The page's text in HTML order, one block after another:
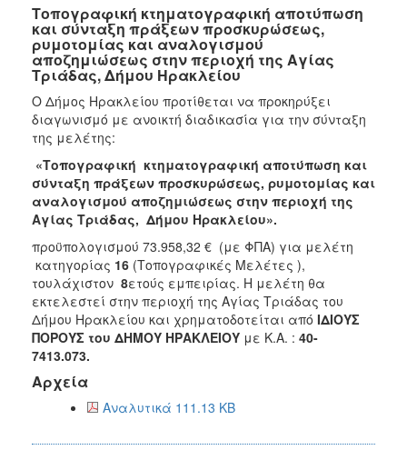
2022
2021
2020
2019
2018
2017
2016
2015
2013
2012
2011
2010
2006
Τοπογραφική κτηματογραφική αποτύπωση
και σύνταξη πράξεων προσκυρώσεως,
ρυμοτομίας και αναλογισμού
αποζημιώσεως στην περιοχή της Αγίας
Τριάδας, Δήμου Ηρακλείου
Ο Δήμος Ηρακλείου προτίθεται να προκηρύξει
διαγωνισμό με ανοικτή διαδικασία για την σύνταξη
της μελέτης:
«Τοπογραφική κτηματογραφική αποτύπωση και
σύνταξη πράξεων προσκυρώσεως, ρυμοτομίας και
αναλογισμού αποζημιώσεως στην περιοχή της
Αγίας Τριάδας, Δήμου Ηρακλείου».
προϋπολογισμού 73.958,32 € (με ΦΠΑ) για μελέτη
κατηγορίας 16 (Τοπογραφικές Μελέτες ),
τουλάχιστον 8ετούς εμπειρίας. Η μελέτη θα
εκτελεστεί στην περιοχή της Αγίας Τριάδας του
Δήμου Ηρακλείου και χρηματοδοτείται από ΙΔΙΟΥΣ
ΠΟΡΟΥΣ του ΔΗΜΟΥ ΗΡΑΚΛΕΙΟΥ με Κ.Α. : 40-
7413.073.
Αρχεία
Αναλυτικά 111.13 KB